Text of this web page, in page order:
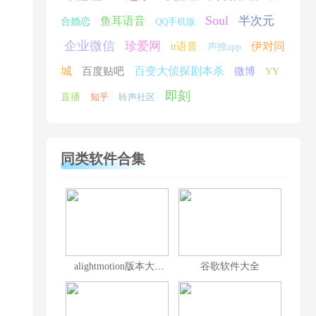
合婚恋 鱼耳语音 QQ手机版 Soul 半次元
企业微信 珍爱网 tt语音 声撩app 伊对同
城 百度贴吧 百变大侦探剧本杀 微博 YY
直播 知乎 聆声社区 即刻
同类软件合集
alightmotion版本大全 谷歌软件大全